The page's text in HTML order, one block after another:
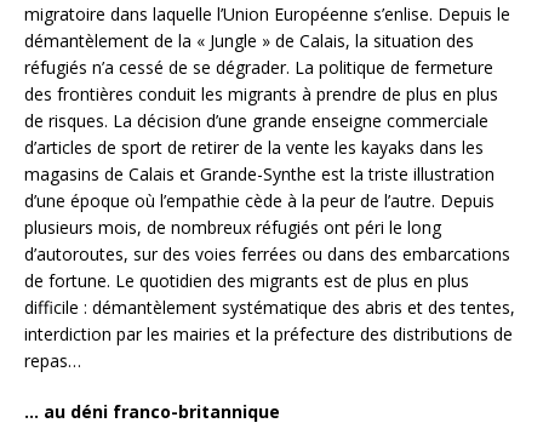
migratoire dans laquelle l’Union Européenne s’enlise. Depuis le
démantèlement de la « Jungle » de Calais, la situation des
réfugiés n’a cessé de se dégrader. La politique de fermeture
des frontières conduit les migrants à prendre de plus en plus
de risques. La décision d’une grande enseigne commerciale
d’articles de sport de retirer de la vente les kayaks dans les
magasins de Calais et Grande-Synthe est la triste illustration
d’une époque où l’empathie cède à la peur de l’autre. Depuis
plusieurs mois, de nombreux réfugiés ont péri le long
d’autoroutes, sur des voies ferrées ou dans des embarcations
de fortune. Le quotidien des migrants est de plus en plus
difficile : démantèlement systématique des abris et des tentes,
interdiction par les mairies et la préfecture des distributions de
repas…
… au déni franco-britannique